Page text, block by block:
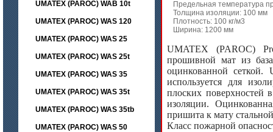
UMATEX (PAROC) WAB 10t
UMATEX (PAROC) WAS 120
UMATEX (PAROC) WAS 25
UMATEX (PAROC) WAS 25t
UMATEX (PAROC) WAS 35
UMATEX (PAROC) WAS 35t
UMATEX (PAROC) WAS 35tb
UMATEX (PAROC) WAS 50
Предельная температура
Толщина изоляции: 100 мм
Плотность: 100 кг/м3
Ширина: 1200 мм
UMATEX (PAROC)
прошивной мат из
оцинкованной сеткой.
используется для
плоских поверхностей
изоляции.
пришита к мату
Класс пожарной